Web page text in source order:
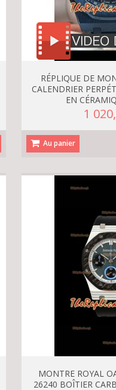
RÉPLIQUE DE
CALENDRIER
EN
1
Au panier
MONTRE ROYAL
26240 BOÎTIER